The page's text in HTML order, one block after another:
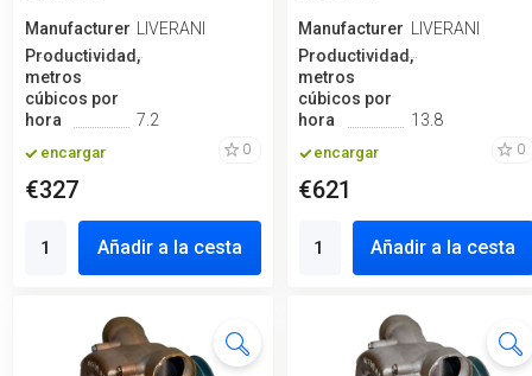
Manufacturero
LIVERANI
Productividad,
metros
cúbicos por
hora
7.2
encargar 0
€327
Añadir a la cesta
Manufacturero
LIVERANI
Productividad,
metros
cúbicos por
hora
13.8
encargar 0
€621
Añadir a la cesta